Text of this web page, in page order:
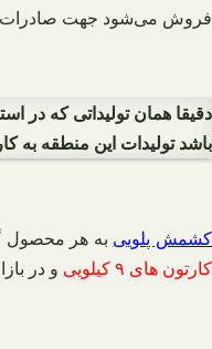
فروش می‌شود جهت صادرات
دقیقا همان تولیداتی که در
باشد تولیدات این منطقه به
کشمش پلویی به هر محصول گرد و بیضی شکلی که بی
کارتون های ۹ کیلویی
و در